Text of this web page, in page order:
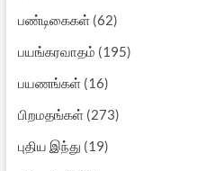
பண்டிகைகள்(62)
பயங்கரவாதம் (195)
பயணங்கள்(16)
பிறமதங்கள்(273)
புதிய இந்து (19)